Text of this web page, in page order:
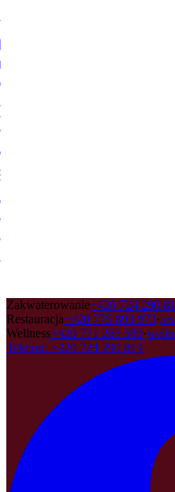
Zakwaterowanie+420 724 290
Restauracja+420 775 893 973·
Wellness+420 771 265 589·
Telefon: +420 724 290 819